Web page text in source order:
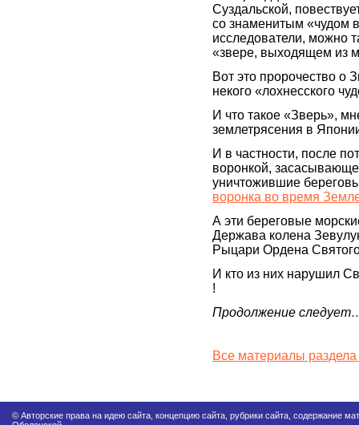
Суздальской,
со знаменитым «чудом
исследователи, можно
«звере, выходящем из
Вот это пророчество о
некого «лохнесского
И что такое «Зверь»,
землетрясения в
И в частности, после
воронкой,
уничтожившие
воронка во время
А эти береговые
Держава колена
Рыцари Ордена
И кто из них нарушил
!
Продолжение
Все материалы
© Авторские права на идею сайта, концепцию сайта, рубрики сайта, содержание